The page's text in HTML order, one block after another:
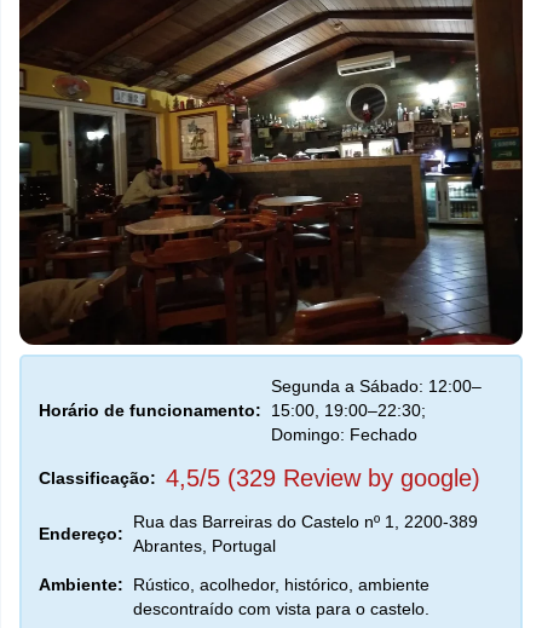
Horário de funcionamento:
Segunda a Sábado: 12:00–
15:00, 19:00–22:30;
Domingo: Fechado
Classificação: 4,5/5 (329 Review by google)
Endereço:
Rua das Barreiras do Castelo nº 1, 2200-389
Abrantes, Portugal
Ambiente:
Rústico, acolhedor, histórico, ambiente
descontraído com vista para o castelo.